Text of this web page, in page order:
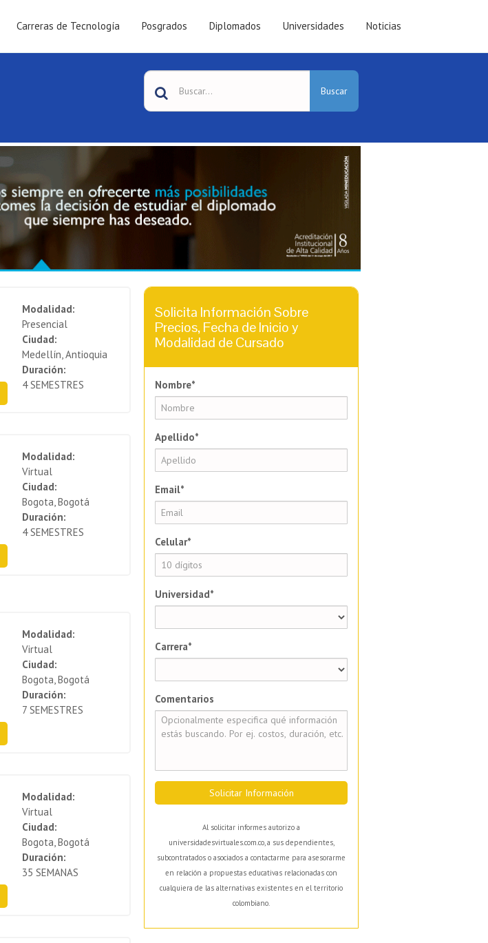
Carreras de Tecnología Posgrados Diplomados Universidades Noticias
Buscar
Modalidad:
Presencial
Ciudad:
Medellín, Antioquia
Duración:
4 SEMESTRES
Modalidad:
Virtual
Ciudad:
Bogota, Bogotá
Duración:
4 SEMESTRES
Modalidad:
Virtual
Ciudad:
Bogota, Bogotá
Duración:
7 SEMESTRES
Modalidad:
Virtual
Ciudad:
Bogota, Bogotá
Duración:
35 SEMANAS
Solicita Información Sobre
Precios, Fecha de Inicio y
Modalidad de Cursado
Nombre*
Apellido*
Email*
Celular*
Universidad*
Carrera*
Comentarios
Solicitar Información
Al solicitar informes autorizo a
universidadesvirtuales.com.co, a sus dependientes,
subcontratados o asociados a contactarme para asesorarme
en relación a propuestas educativas relacionadas con
cualquiera de las alternativas existentes en el territorio
colombiano.